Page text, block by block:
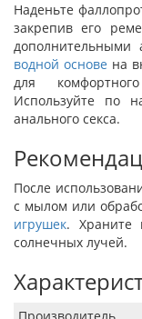
Наденьте
закрепив его
дополнительными
водной основе на
для
Используйте по
анального секса.
После
с мылом или
игрушек. Храните
солнечных лучей.